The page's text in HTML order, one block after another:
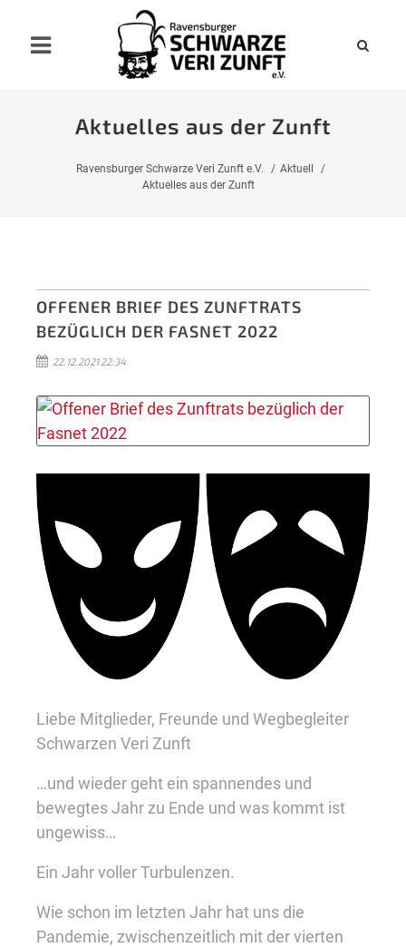
Aktuelles aus der Zunft
Ravensburger Schwarze Veri Zunft e.V.
Aktuell
Aktuelles aus der Zunft
OFFENER BRIEF DES ZUNFTRATS
BEZÜGLICH DER FASNET 2022
22.12.2021 22:34
Liebe Mitglieder, Freunde und Wegbegleiter
Schwarzen Veri Zunft
…und wieder geht ein spannendes und
bewegtes Jahr zu Ende und was kommt ist
ungewiss…
Ein Jahr voller Turbulenzen.
Wie schon im letzten Jahr hat uns die
Pandemie, zwischenzeitlich mit der vierten